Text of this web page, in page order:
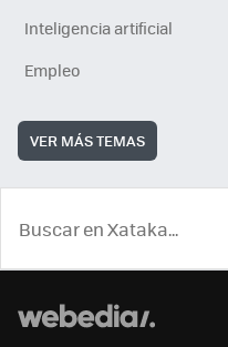
Inteligencia artificial
Empleo
VER MÁS TEMAS